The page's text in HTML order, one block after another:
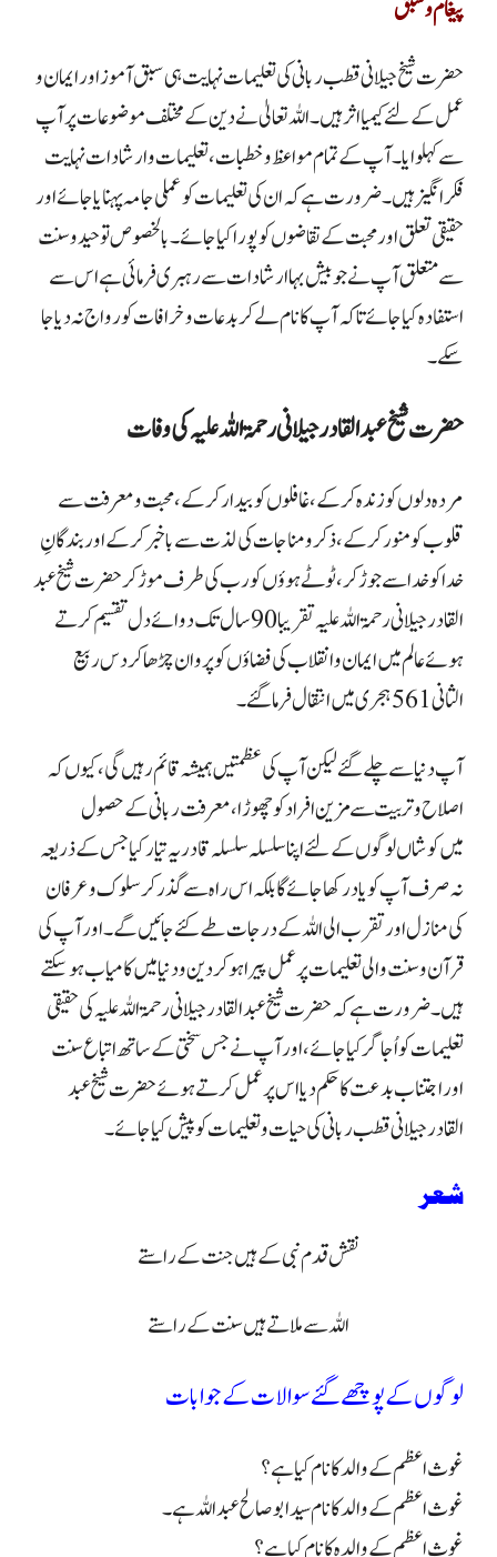
پیغام وسبق
حضرت شیخ جیلانی قطب ربانی کی تعلیمات نہایت ہی سبق آموز اور ایمان و
عمل کے لئے کیمیا اثر ہیں۔ اللہ تعالیٰ نے دین کے مختلف موضوعات پر آپ
سے کہلوایا۔ آپ کے تمام مواعظ وخطبات ، تعلیمات وارشادات نہایت
فکر انگیز ہیں ۔ ضرورت ہے کہ ان کی تعلیمات کو عملی جامہ پہنایا جائے اور
حقیقی تعلق اور محبت کے تقاضوں کو پورا کیا جائے۔ بالخصوص تو حید و سنت
سے متعلق آپ نے جو بیش بہا ارشادات سے رہبری فرمائی ہے اس سے
استفادہ کیا جائے تا کہ آپ کا نام لے کر بدعات وخرافات کو رواج نہ دیا جا
سکے۔
حضرت شیخ عبد القادر جیلانی رحمۃ اللہ علیہ کی وفات
مردہ دلوں کو زندہ کر کے، غافلوں کو بیدار کر کے ، محبت و معرفت سے
قلوب کو منور کر کے، ذکر و مناجات کی لذت سے باخبر کر کے اور بندگانِ
خدا کو خدا سے جوڑ کر ، ٹوٹے ہوؤں کو رب کی طرف موڑ کر حضرت شیخ عبد
القادر جیلانی رحمۃ اللہ علیہ تقریبا 90 سال تک دوائے دل تقسیم کرتے
ہوئے عالم میں ایمان و انقلاب کی فضاؤں کو پروان چڑھا کر دس ربیع
الثانی 561 ہجری میں انتقال فرما گئے۔
آپ دنیا سے چلے گئے لیکن آپ کی عظمتیں ہمیشہ قائم رہیں گی، کیوں کہ
اصلاح و تربیت سے مزین افراد کو چھوڑا ، معرفت ربانی کے حصول
میںکوشاں لوگوں کے لئے اپنا سلسلہ سلسلہ قادریہ تیار کیا جس کے ذریعہ
نہ صرف آپ کو یاد رکھا جائے گا بلکہ اس راہ سے گذر کر سلوک و عرفان
کی منازل اور تقرب الی اللہ کے درجات طے کئے جائیں گے ۔اور آپ کی
قرآن وسنت والی تعلیمات پر عمل پیرا ہو کر دین و دنیا میں کامیابہو سکتے
ہیں۔ ضرورت ہے کہ حضرت شیخ عبد القادر جیلانی رحمۃ اللہ علیہ کی حقیقی
تعلیمات کو اُجاگر کیا جائے، اور آپ نے جس سختی کے ساتھ اتباع سنت
اور اجتناب بدعت کا حکم دیا اس پر عمل کرتے ہوئے حضرت شیخ عبد
القادر جیلانی قطب ربانی کی حیات و تعلیمات کو پیش کیا جائے۔
شعر
نقش قدم نبی کے ہیں جنت کے راستے
اللہ سے ملاتے ہیں سنت کے راستے
لوگوں کے پوچھے گئے سوالات کے جوابات
غوث اعظم کے والد کا نام کیا ہے؟
غوث اعظم کے والد کا نام سید ابو صالح عبد اللہ ہے۔
غوث اعظم کے والدہ کا نام کیا ہے؟